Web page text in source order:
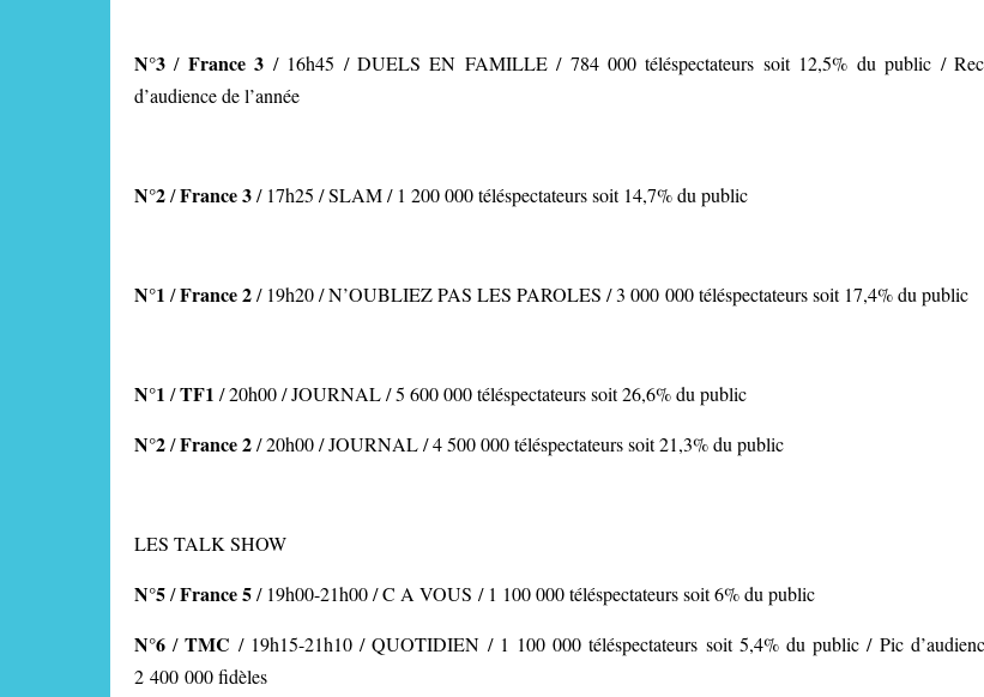
N°3 / France 3 / 16h45 / DUELS EN FAMILLE / 784 000 téléspectateurs soit 12,5% du public /
d’audience de l’année
N°2/France 3/ 17h25 / SLAM/ 1 200 000 téléspectateurs soit 14,7% du public
N°1 /France 2/ 19h20 / N’OUBLIEZ PAS LES PAROLES / 3 000 000 téléspectateurs soit 17,4% du public
N°1 /TF1 / 20h00 / JOURNAL/ 5 600 000 téléspectateurs soit 26,6% du public
N°2/France 2/20h00 / JOURNAL /4 500 000 téléspectateurs soit 21,3% du public
LES TALK SHOW
N°5/France 5/ 19h00-21h00 / C A VOUS / 1 100 000 téléspectateurs soit 6% du public
N°6/TMC / 19h15-21h10 / QUOTIDIEN / 1 100 000 téléspectateurs soit 5,4% du public / Pic
2 400 000 fidèles